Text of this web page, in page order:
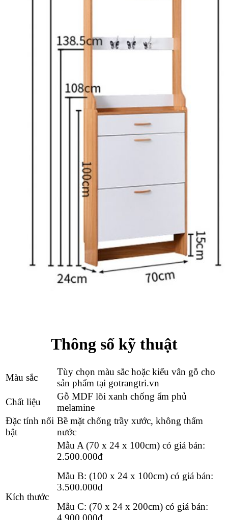
Thông số kỹ thuật
Màu sắc
Tùy chọn màu sắc hoặc kiểu vân gỗ cho
sản phẩm tại gotrangtri.vn
Chất liệu
Gỗ MDF lõi xanh chống ẩm phủ
melamine
Đặc tính nổi
bật
Bề mặt chống trầy xước, không thấm
nước
Kích thước
Mẫu A (70 x 24 x 100cm) có giá bán:
2.500.000đ
Mẫu B: (100 x 24 x 100cm) có giá bán:
3.500.000đ
Mẫu C: (70 x 24 x 200cm) có giá bán:
4.900.000đ